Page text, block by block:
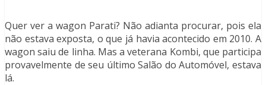
Quer ver a wagon Parati? Não adianta procurar, pois ela
não estava exposta, o que já havia acontecido em 2010. A
wagon saiu de linha. Mas a veterana Kombi, que participa
provavelmente de seu último Salão do Automóvel, estava
lá.